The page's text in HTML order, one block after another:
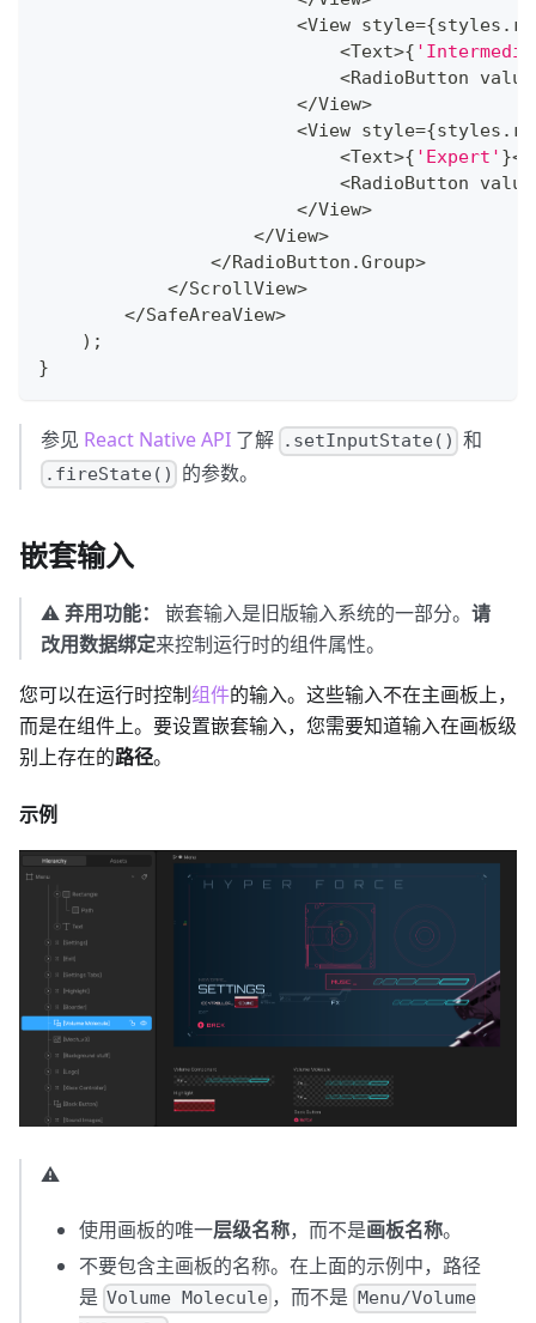
<View style={styles .
<Text>{
<RadioButton value
</View>
<View style={styles .
<Text>{ 'Expert' }<
<RadioButton value
</View>
</View>
</RadioButton .Group>
</ScrollView>
</SafeAreaView>
) ;
}
参见 React Native API 了解 .setInputState() 和
.fireState() 的参数。
嵌套输入
⚠️弃用功能： 嵌套输入是旧版输入系统的一部分。 请
改用数据绑定来控制运行时的组件属性。
您可以在运行时控制组件的输入。这些输入不在主画板上，
而是在组件上。要设置嵌套输入，您需要知道输入在画板级
别上存在的路径。
示例
⚠️
使用画板的唯一层级名称，而不是画板名称。
不要包含主画板的名称。在上面的示例中，路径
是 Volume Molecule ，而不是
Menu/Volume